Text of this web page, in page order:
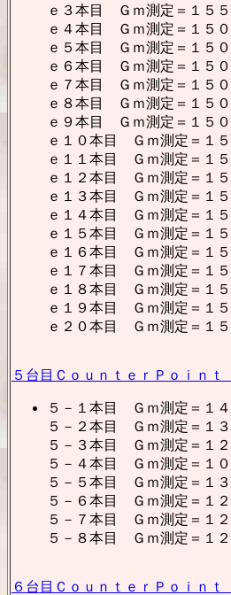
ｅ３本目 Ｇｍ測定＝１５
ｅ４本目 Ｇｍ測定＝１５
ｅ５本目 Ｇｍ測定＝１５
ｅ６本目 Ｇｍ測定＝１５
ｅ７本目 Ｇｍ測定＝１５
ｅ８本目 Ｇｍ測定＝１５
ｅ９本目 Ｇｍ測定＝１５
ｅ１０本目 Ｇｍ測定＝１
ｅ１１本目 Ｇｍ測定＝１
ｅ１２本目 Ｇｍ測定＝１
ｅ１３本目 Ｇｍ測定＝１
ｅ１４本目 Ｇｍ測定＝１
ｅ１５本目 Ｇｍ測定＝１
ｅ１６本目 Ｇｍ測定＝１
ｅ１７本目 Ｇｍ測定＝１
ｅ１８本目 Ｇｍ測定＝１
ｅ１９本目 Ｇｍ測定＝１
ｅ２０本目 Ｇｍ測定＝１
５台目ＣｏｕｎｔｅｒＰｏｉｎ
５－１本目 Ｇｍ測定＝１
５－２本目 Ｇｍ測定＝１
５－３本目 Ｇｍ測定＝１
５－４本目 Ｇｍ測定＝１
５－５本目 Ｇｍ測定＝１
５－６本目 Ｇｍ測定＝１
５－７本目 Ｇｍ測定＝１
５－８本目 Ｇｍ測定＝１
６台目ＣｏｕｎｔｅｒＰｏｉｎ